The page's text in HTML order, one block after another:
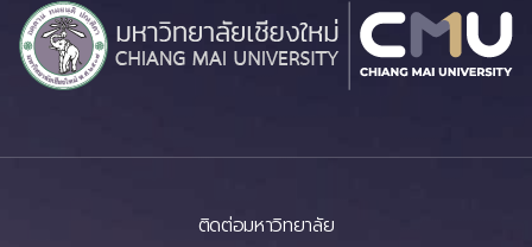
ติดต่อมหาวิทยาลัย